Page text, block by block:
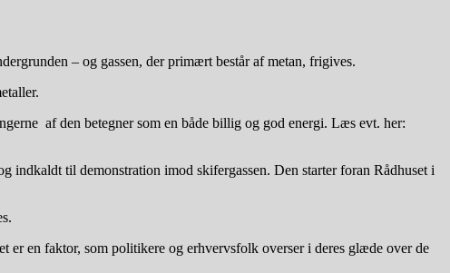
– og gassen, der primært består af metan, frigives.
af den betegner som en både billig og god energi. Læs evt. her:
indkaldt til demonstration imod skifergassen. Den starter foran Rådhuset i
en faktor, som politikere og erhvervsfolk overser i deres glæde over de